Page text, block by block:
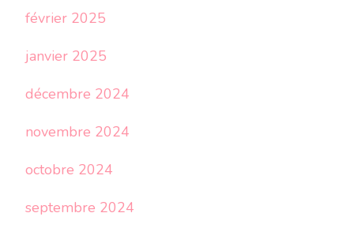
février 2025
janvier 2025
décembre 2024
novembre 2024
octobre 2024
septembre 2024